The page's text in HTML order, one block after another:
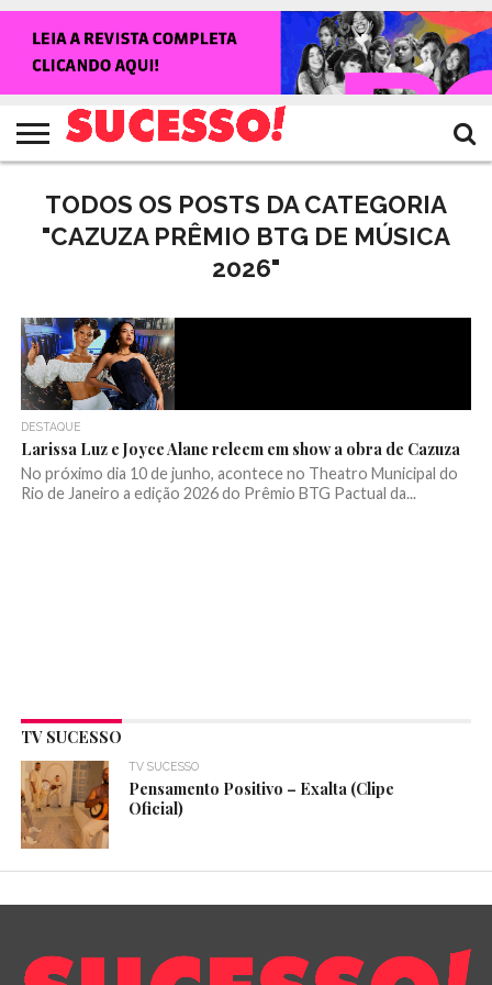
NOTÍCIAS
SHOWS
ENTREVISTAS
CLIQUES
RANKING
CROWLEY
TV
SUCESSO!
REVISTA
SUCESSO!
TODOS OS POSTS DA CATEGORIA
"CAZUZA PRÊMIO BTG DE MÚSICA
2026"
DESTAQUE
Larissa Luz e Joyce Alane releem em show a obra de Cazuza
No próximo dia 10 de junho, acontece no Theatro Municipal do
Rio de Janeiro a edição 2026 do Prêmio BTG Pactual da...
TV SUCESSO
TV SUCESSO
Pensamento Positivo – Exalta (Clipe
Oficial)